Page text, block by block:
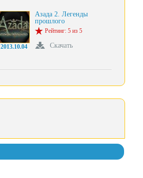
2013.10.04
Азада 2. Легенды
прошлого
Рейтинг: 5 из 5
Скачать